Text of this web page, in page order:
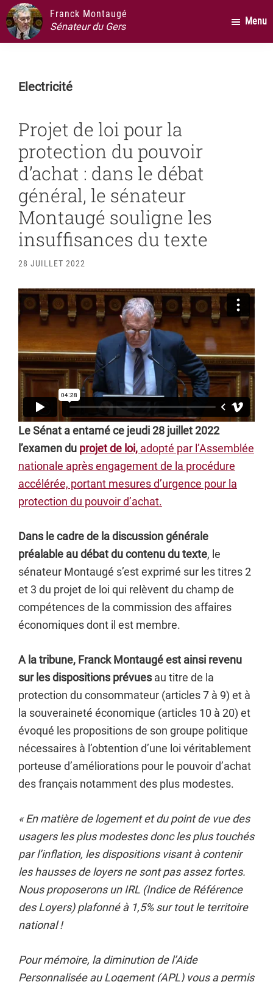
Passer
au
contenu
Passer
la
latérale
Passer
au
pied
page
Franck Montaugé
Sénateur du Gers
Menu
Electricité
Projet de loi pour la
protection du pouvoir
d’achat : dans le débat
général, le sénateur
Montaugé souligne les
insuffisances du texte
28 JUILLET 2022
Le Sénat a entamé ce jeudi 28 juillet 2022
l’examen du projet de loi, adopté par l’Assemblée
nationale après engagement de la procédure
accélérée, portant mesures d’urgence pour la
protection du pouvoir d’achat.
Dans le cadre de la discussion générale
préalable au débat du contenu du texte, le
sénateur Montaugé s’est exprimé sur les titres 2
et 3 du projet de loi qui relèvent du champ de
compétences de la commission des affaires
économiques dont il est membre.
A la tribune, Franck Montaugé est ainsi revenu
sur les dispositions prévues au titre de la
protection du consommateur (articles 7 à 9) et à
la souveraineté économique (articles 10 à 20) et
évoqué les propositions de son groupe politique
nécessaires à l’obtention d’une loi véritablement
porteuse d’améliorations pour le pouvoir d’achat
des français notamment des plus modestes.
« En matière de logement et du point de vue des
usagers les plus modestes donc les plus touchés
par l’inflation, les dispositions visant à contenir
les hausses de loyers ne sont pas assez fortes.
Nous proposerons un IRL (Indice de Référence
des Loyers) plafonné à 1,5% sur tout le territoire
national !
Pour mémoire, la diminution de l’Aide
Personnalisée au Logement (APL) vous a permis